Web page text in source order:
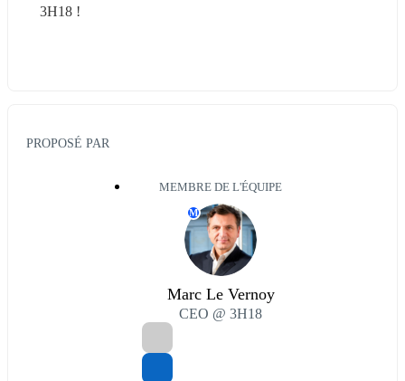
3H18 !
PROPOSÉ PAR
MEMBRE DE L'ÉQUIPE
M
Marc Le Vernoy
CEO @ 3H18